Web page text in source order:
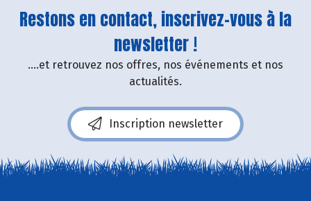
Restons en contact, inscrivez-vous à la
newsletter !
....et retrouvez nos offres, nos événements et nos
actualités.
Inscription newsletter